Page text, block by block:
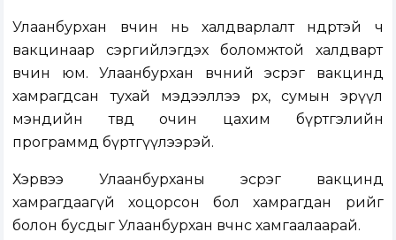
Улаанбурхан өвчин нь халдварлалт өндөртэй ч
вакцинаар сэргийлэгдэх боломжтой халдварт
өвчин юм. Улаанбурхан өвчний эсрэг вакцинд
хамрагдсан тухай мэдээллээ өрх, сумын эрүүл
мэндийн төвдөө очин цахим бүртгэлийн
программд бүртгүүлээрэй.
Хэрвээ Улаанбурханы эсрэг вакцинд
хамрагдаагүй хоцорсон бол хамрагдан өөрийгөө
болон бусдыг Улаанбурхан өвчнөөс хамгаалаарай.